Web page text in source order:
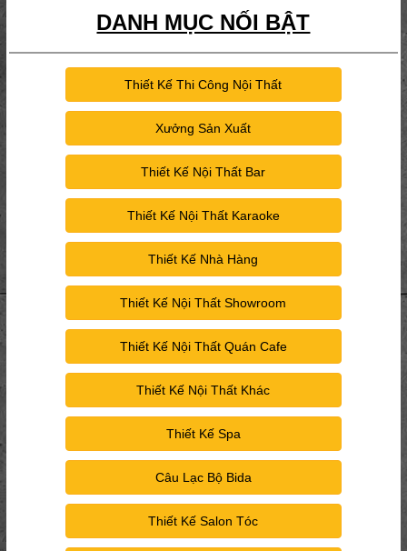
DANH MỤC NỐI BẬT
Thiết Kế Thi Công Nội Thất
Xưởng Sản Xuất
Thiết Kế Nội Thất Bar
Thiết Kế Nội Thất Karaoke
Thiết Kế Nhà Hàng
Thiết Kế Nội Thất Showroom
Thiết Kế Nội Thất Quán Cafe
Thiết Kế Nội Thất Khác
Thiết Kế Spa
Câu Lạc Bộ Bida
Thiết Kế Salon Tóc